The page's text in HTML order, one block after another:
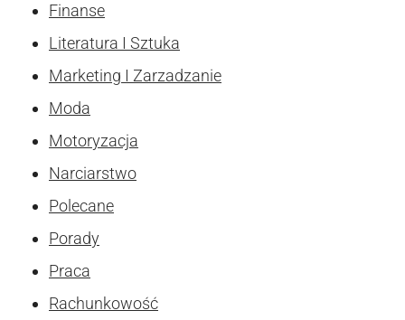
Finanse
Literatura I Sztuka
Marketing I Zarzadzanie
Moda
Motoryzacja
Narciarstwo
Polecane
Porady
Praca
Rachunkowość